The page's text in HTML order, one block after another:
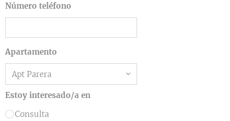
Número teléfono
Apartamento
Estoy interesado/a en
Consulta